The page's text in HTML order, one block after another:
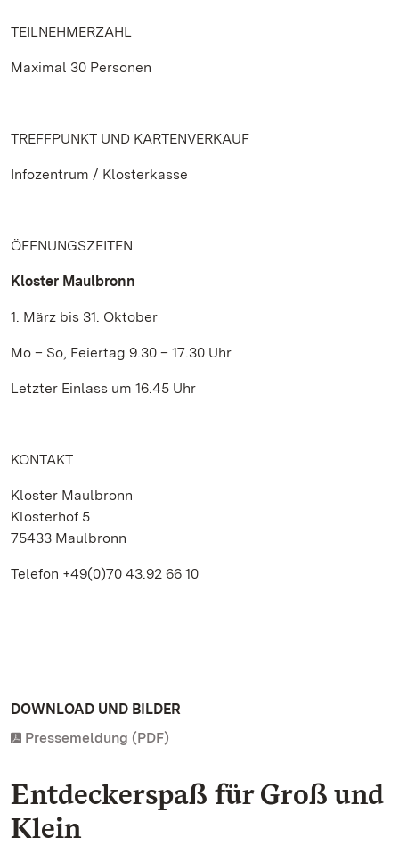
TEILNEHMERZAHL
Maximal 30 Personen
TREFFPUNKT UND KARTENVERKAUF
Infozentrum / Klosterkasse
ÖFFNUNGSZEITEN
Kloster Maulbronn
1. März bis 31. Oktober
Mo – So, Feiertag 9.30 – 17.30 Uhr
Letzter Einlass um 16.45 Uhr
KONTAKT
Kloster Maulbronn
Klosterhof 5
75433 Maulbronn
Telefon +49(0)70 43.92 66 10
DOWNLOAD UND BILDER
Pressemeldung (PDF)
Entdeckerspaß für Groß und
Klein